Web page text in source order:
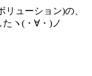
ューション)の、
ヽ(・∀・)ノ